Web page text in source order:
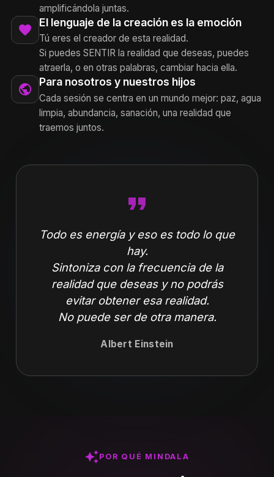
amplificándola juntas.
favorite
El lenguaje de la creación es la emoción
Tú eres el creador de esta realidad.
Si puedes SENTIR la realidad que deseas, puedes
atraerla, o en otras palabras, cambiar hacia ella.
public
Para nosotros y nuestros hijos
Cada sesión se centra en un mundo mejor: paz, agua
limpia, abundancia, sanación, una realidad que
traemos juntos.
format_quote
Todo es energía y eso es todo lo que
hay.
Sintoniza con la frecuencia de la
realidad que deseas y no podrás
evitar obtener esa realidad.
No puede ser de otra manera.
Albert Einstein
auto_awesomePOR QUÉ MINDALA